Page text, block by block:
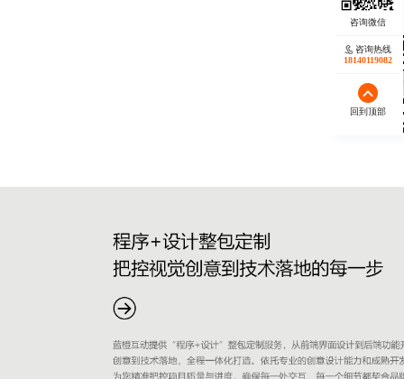
咨询热线
18140119082
回到顶部